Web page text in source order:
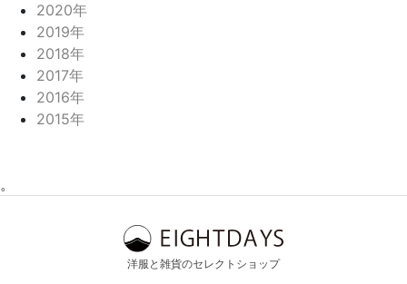
2020年
2019年
2018年
2017年
2016年
2015年
。
洋服と雑貨のセレクトショップ